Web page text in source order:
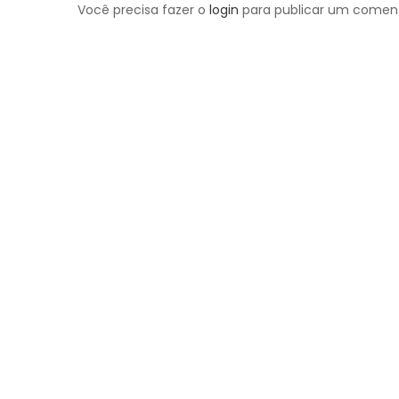
Você precisa fazer o login para publicar um